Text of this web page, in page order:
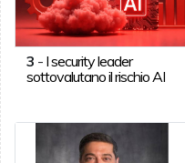
3 - I security leader
sottovalutano il rischio AI